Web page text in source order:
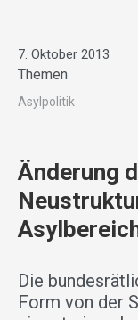
7. Oktober 2013
Themen
Asylpolitik
Änderung
Die
Form von der